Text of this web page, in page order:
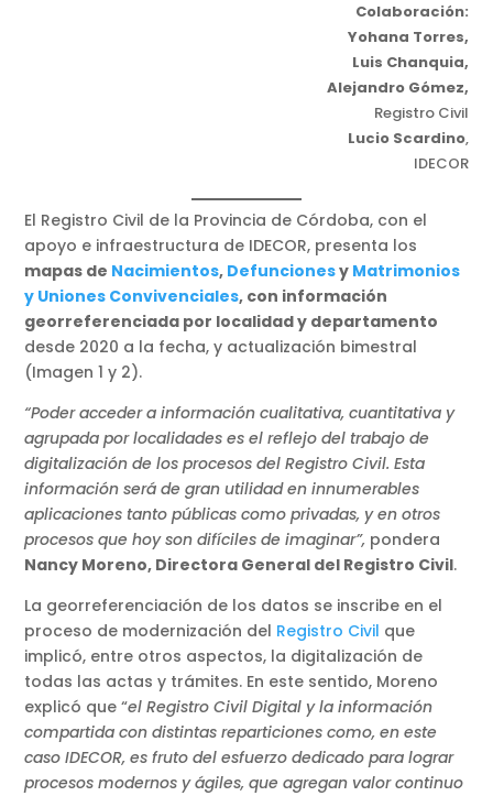
Colaboración:
Yohana Torres,
Luis Chanquia,
Alejandro Gómez,
Registro Civil
Lucio Scardino,
IDECOR
El Registro Civil de la Provincia de Córdoba, con el
apoyo e infraestructura de IDECOR, presenta los
mapas de Nacimientos, Defuncionesy Matrimonios
y Uniones Convivenciales, con información
georreferenciada por localidad y departamento
desde 2020 a la fecha, y actualización bimestral
(Imagen 1 y 2).
“Poder acceder a información cualitativa, cuantitativa y
agrupada por localidades es el reflejo del trabajo de
digitalización de los procesos del Registro Civil. Esta
información será de gran utilidad en innumerables
aplicaciones tanto públicas como privadas, y en otros
procesos que hoy son difíciles de imaginar”, pondera
Nancy Moreno, Directora General del Registro Civil.
La georreferenciación de los datos se inscribe en el
proceso de modernización del Registro Civil que
implicó, entre otros aspectos, la digitalización de
todas las actas y trámites. En este sentido, Moreno
explicó que “el Registro Civil Digital y la información
compartida con distintas reparticiones como, en este
caso IDECOR, es fruto del esfuerzo dedicado para lograr
procesos modernos y ágiles, que agregan valor continuo